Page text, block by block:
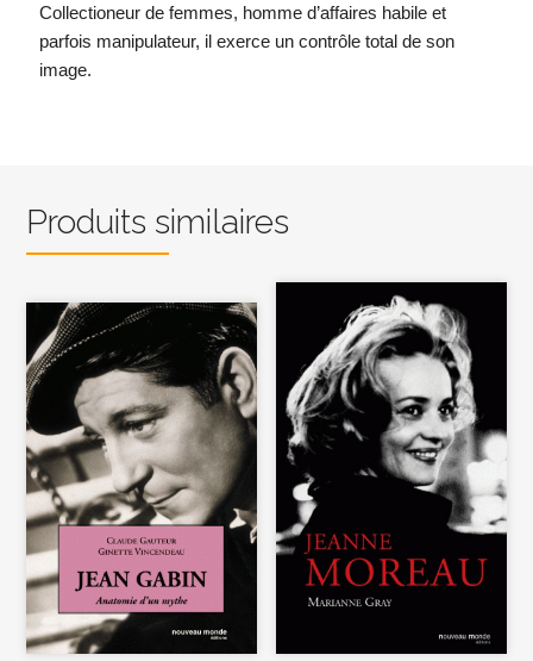
Collectioneur de femmes, homme d’affaires habile et
parfois manipulateur, il exerce un contrôle total de son
image.
Produits similaires